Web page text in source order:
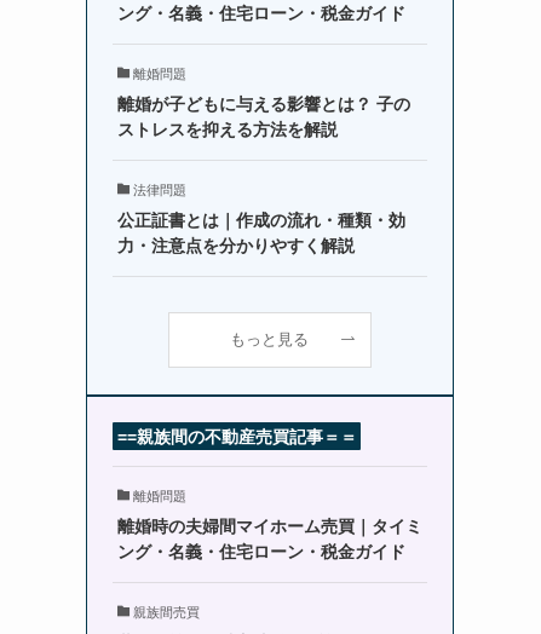
ング・名義・住宅ローン・税金ガイド
離婚問題
離婚が子どもに与える影響とは？ 子の
ストレスを抑える方法を解説
法律問題
公正証書とは｜作成の流れ・種類・効
力・注意点を分かりやすく解説
もっと見る
==親族間の不動産売買記事＝＝
離婚問題
離婚時の夫婦間マイホーム売買｜タイミ
ング・名義・住宅ローン・税金ガイド
親族間売買